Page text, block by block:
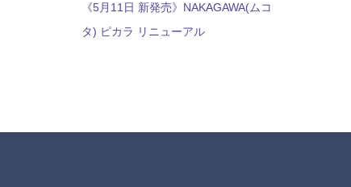
《5月11日 新発売》NAKAGAWA(ムコ
タ) ピカラ リニューアル